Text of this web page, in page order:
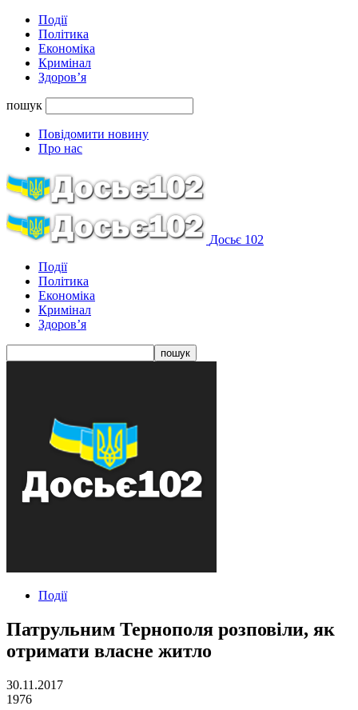
Події
Політика
Економіка
Кримінал
Здоров’я
пошук
Повідомити новину
Про нас
Досьє 102
Події
Політика
Економіка
Кримінал
Здоров’я
Події
Патрульним Тернополя розповіли, як
отримати власне житло
30.11.2017
1976